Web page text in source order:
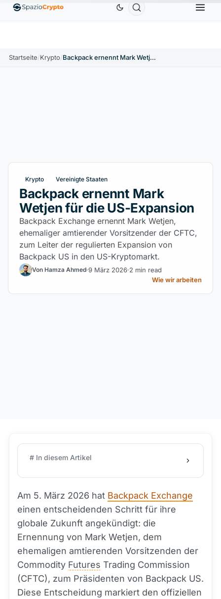
EthereumETH1.880,58 $ Tether USDT0,9991 $ BNBBNB
Startseite/Krypto/ Backpack ernennt Mark Wetjen für die US-Expansion
Krypto Vereinigte Staaten
Backpack ernennt Mark
Wetjen für die US-Expansion
Backpack Exchange ernennt Mark Wetjen,
ehemaliger amtierender Vorsitzender der CFTC,
zum Leiter der regulierten Expansion von
Backpack US in den US-Kryptomarkt.
Von Hamza Ahmed 9 März 2026 2 min read
Wie wir arbeiten
# In diesem Artikel
Am 5. März 2026 hat Backpack Exchange
einen entscheidenden Schritt für ihre
globale Zukunft angekündigt: die
Ernennung von Mark Wetjen, dem
ehemaligen amtierenden Vorsitzenden der
Commodity Futures Trading Commission
(CFTC), zum Präsidenten von Backpack US.
Diese Entscheidung markiert den offiziellen